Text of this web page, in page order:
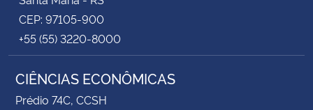
CEP: 97105-900
+55 (55) 3220-8000
CIÊNCIAS ECONÔMICAS
Prédio 74C, CCSH